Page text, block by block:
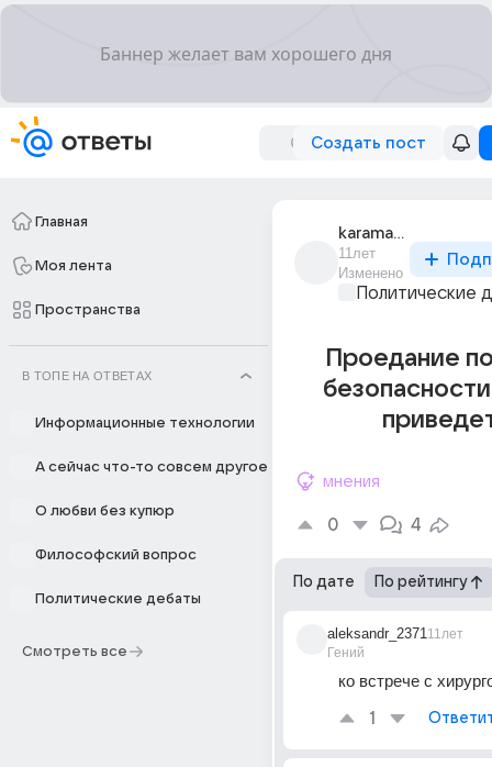
Создать пост
Главная
Моя лента
Пространства
В ТОПЕ НА ОТВЕТАХ
Информационные технологии
А сейчас что-то совсем другое
О любви без купюр
Философский вопрос
Политические дебаты
Смотреть все
karamaz_krishna
11лет
Изменено
Политические
Проедание
мнения
0 4
По дате По рейтингу
aleksandr_2371
Гений
11лет
ко встрече с
1